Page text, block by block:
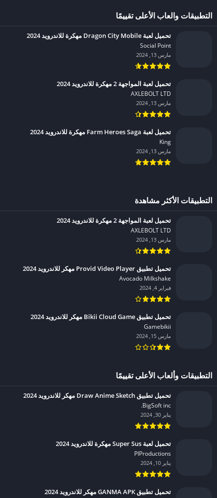
التطبيقات والعاب الأعلى تقييمًا
تحميل لعبة Dragon City Mobile مهكرة للاندرويد 2024
Social Point‏
مارس 13, 2024
تحميل لعبة المواجهة 2 مهكرة للاندرويد 2024
AXLEBOLT LTD‏
مارس 13, 2024
تحميل لعبة Farm Heroes Saga مهكرة للاندرويد 2024
King‏
مارس 13, 2024
التطبيقات الأكثر مشاهدة
تحميل لعبة المواجهة 2 مهكرة للاندرويد 2024
AXLEBOLT LTD‏
مارس 13, 2024
تحميل تطبيق Provid Video Player مهكر للاندرويد 2024
Avocado Milkshake‏
فبراير 4, 2024
تحميل تطبيق Bikii Cloud Game مهكر للاندرويد 2024
Gamebikii‏
مارس 15, 2024
التطبيقات وألعاب الأعلى تقييمًا
تحميل تطبيق Draw Anime Sketch مهكر للاندرويد 2024
BigSoft inc.‏
يناير 30, 2024
تحميل لعبة Super Sus مهكرة للاندرويد 2024
PIProductions‏
يناير 10, 2024
تحميل تطبيق GANMA APK مهكر للاندرويد 2024